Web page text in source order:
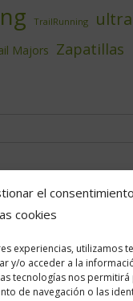
el consentimiento
cookies
experiencias, utilizamos
y/o acceder a la
tecnologías nos
de navegación o las
TrailRunning ultra
Majors Zapatillas